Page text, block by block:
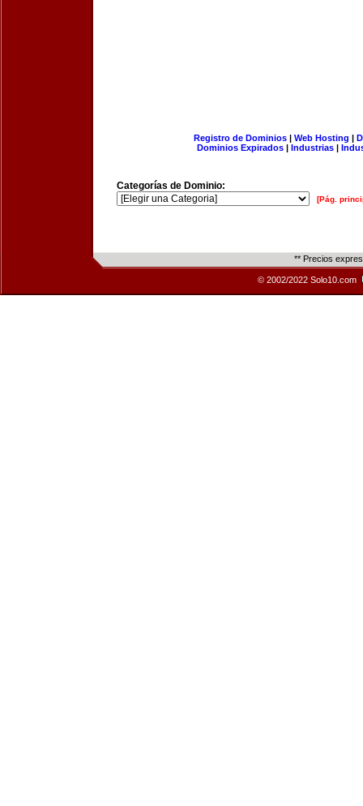
Registro de Dominios| Web Hosting |
Dominios Expirados | Industrias |
Categorías de Dominio:
[Pág.
** Precios
© 2002/2022 Solo10.com